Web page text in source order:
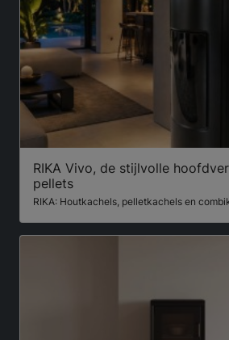
RIKA Vivo, de stijlvolle
pellets
RIKA: Houtkachels, pelletkachels en